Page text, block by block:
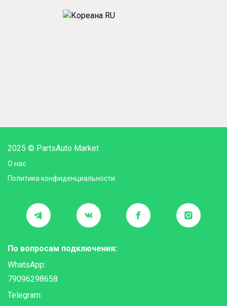
2025 © PartsAuto Market
О нас
Политика конфиденциальности
По вопросам подключения:
WhatsApp:
79096298658
Telegram: